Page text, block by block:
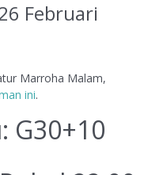
Februari
Marroha Malam,
ini.
G30+10